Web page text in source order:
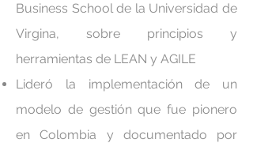
Business School de la Universidad de
Virgina, sobre principios y
herramientas de LEAN y AGILE
Lideró la implementación de un
modelo de gestión que fue pionero
en Colombia y documentado por